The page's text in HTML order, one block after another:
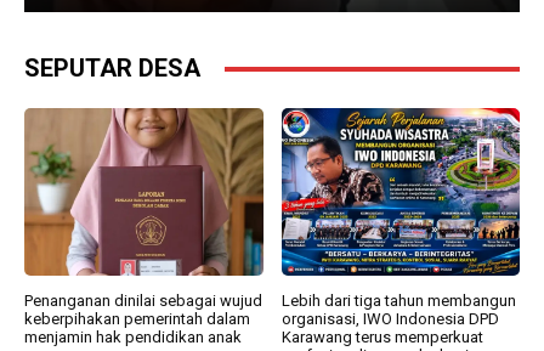
SEPUTAR DESA
Penanganan dinilai sebagai wujud
keberpihakan pemerintah dalam
menjamin hak pendidikan anak
Lebih dari tiga tahun membangun
organisasi, IWO Indonesia DPD
Karawang terus memperkuat